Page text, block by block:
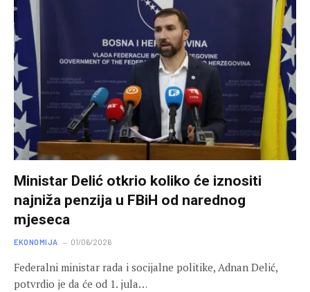
Ministar Delić otkrio koliko će iznositi
najniža penzija u FBiH od narednog
mjeseca
EKONOMIJA 01/06/2026
Federalni ministar rada i socijalne politike, Adnan Delić,
potvrdio je da će od 1. jula…